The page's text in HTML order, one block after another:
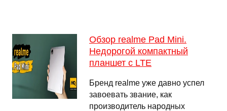
Обзор realme Pad Mini.
Недорогой компактный
планшет с LTE
Бренд realme уже давно успел
завоевать звание, как
производитель народных